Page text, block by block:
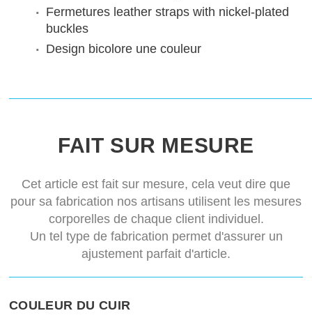
Fermetures leather straps with nickel-plated
buckles
Design bicolore une couleur
FAIT SUR MESURE
Cet article est fait sur mesure, cela veut dire que
pour sa fabrication nos artisans utilisent les mesures
corporelles de chaque client individuel.
Un tel type de fabrication permet d'assurer un
ajustement parfait d'article.
COULEUR DU CUIR